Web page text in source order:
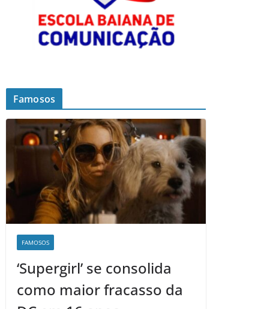
Famosos
FAMOSOS
‘Supergirl’ se consolida
como maior fracasso da